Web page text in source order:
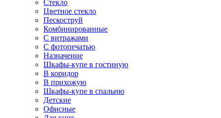
Стекло
Цветное стекло
Пескоструй
Комбинированные
С витражами
С фотопечатью
Назначение
Шкафы-купе в гостиную
В коридор
В прихожую
Шкафы-купе в спальню
Детские
Офисные